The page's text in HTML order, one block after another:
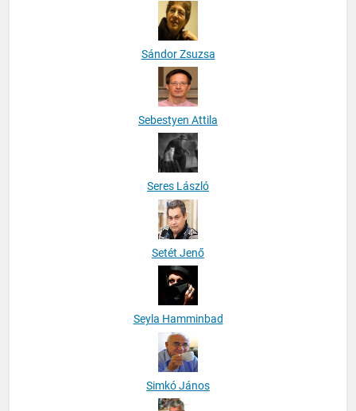
Sándor Zsuzsa
Sebestyen Attila
Seres László
Setét Jenő
Seyla Hamminbad
Simkó János